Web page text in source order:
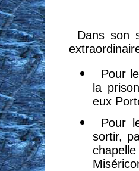
Dans son
Pour
la
eux
Pour
sortir,